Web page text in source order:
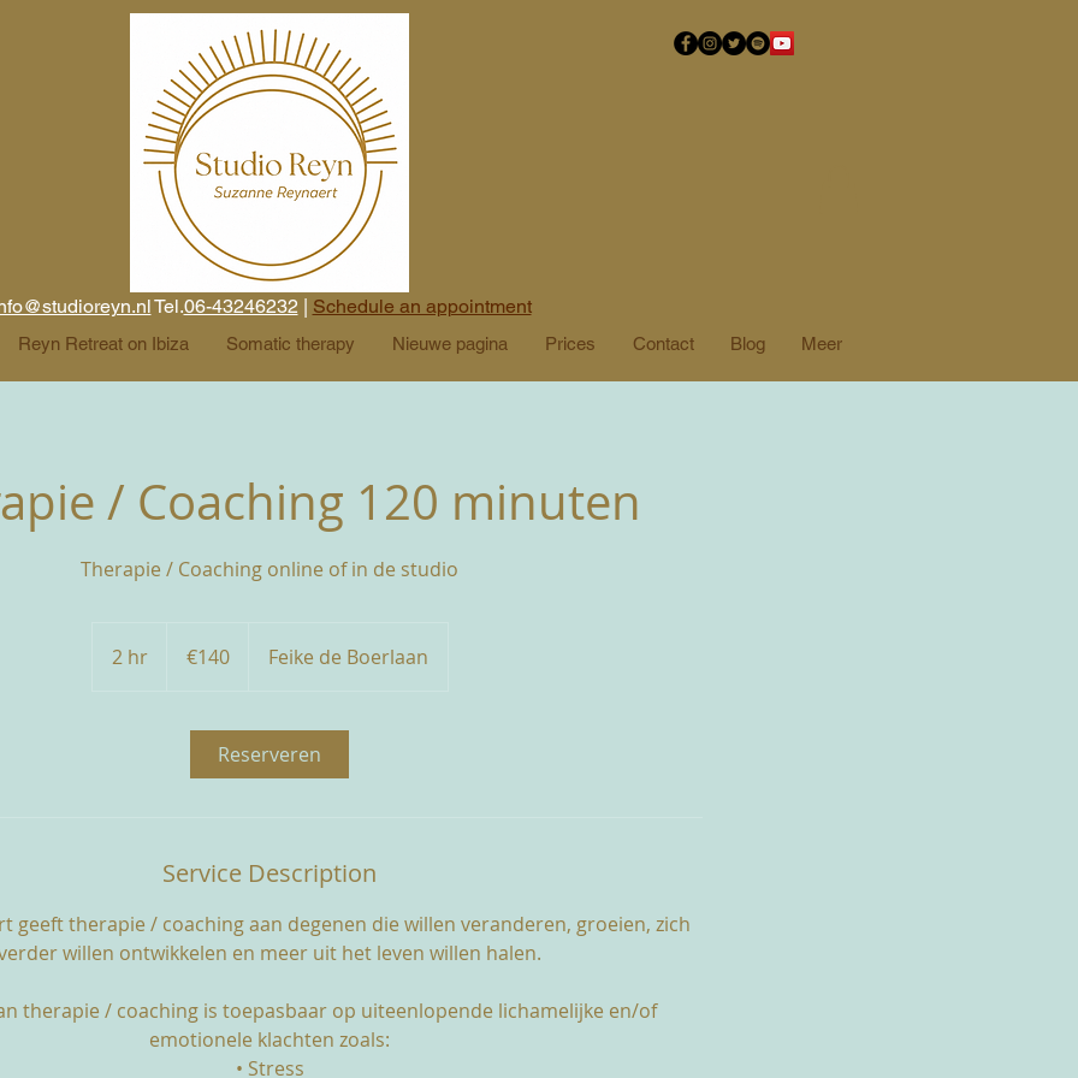
Tel.06-43246232 | Schedule an appointment
Reyn Retreat on Ibiza Somatic therapy Nieuwe pagina Prices Contact Blog Meer
/ Coaching 120 minuten
Therapie / Coaching online of in de studio
2 hr2
€140 Feike de Boerlaan
Reserveren
Service Description
geeft therapie / coaching aan degenen die willen veranderen, groeien, zich
willen ontwikkelen en meer uit het leven willen halen.
therapie / coaching is toepasbaar op uiteenlopende lichamelijke en/of
emotionele klachten zoals:
• Stress